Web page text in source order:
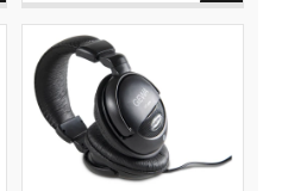
One